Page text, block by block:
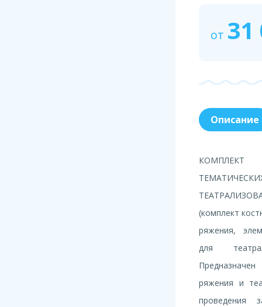
от 31
Описание
(комплект
ряжения,
для
ряжения и
проведения